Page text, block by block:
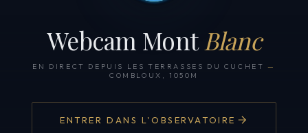
Webcam Mont Blanc
EN DIRECT DEPUIS LES TERRASSES DU CUCHET —
COMBLOUX, 1050M
ENTRER DANS L'OBSERVATOIRE